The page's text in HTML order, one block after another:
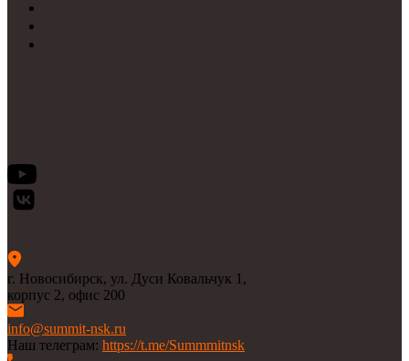
г. Новосибирск, ул. Дуси Ковальчук 1,
корпус 2, офис 200
info@summit-nsk.ru
Наш телеграм: https://t.me/Summmitnsk